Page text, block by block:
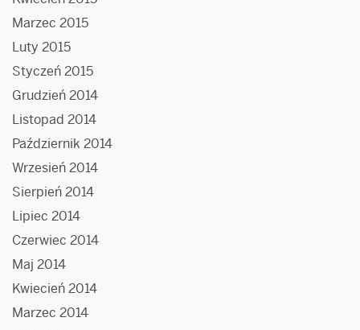
Marzec 2015
Luty 2015
Styczeń 2015
Grudzień 2014
Listopad 2014
Październik 2014
Wrzesień 2014
Sierpień 2014
Lipiec 2014
Czerwiec 2014
Maj 2014
Kwiecień 2014
Marzec 2014